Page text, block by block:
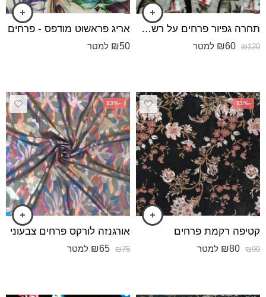
תחרה גפיור פרחים על רשת שחורה
₪120
₪60 למטר
אריג פראשוט מודפס - פרחים
₪50 למטר
-11%
קטיפה רקמת פרחים
₪90
₪80 למטר
-13%
אורגנזה לורקס פרחים צבעוני
₪75
₪65 למטר